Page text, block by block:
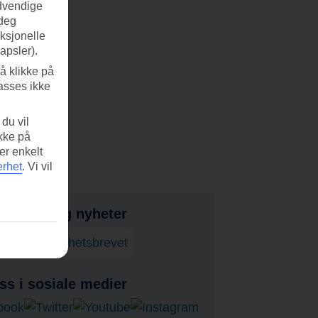
tips og nyheter
på nyhetsbrevet
i sosiale medier
klikke på
ikke
vil
på
enkelt
. Vi vil